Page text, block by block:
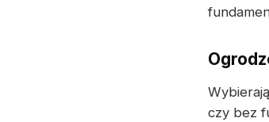
czy bez